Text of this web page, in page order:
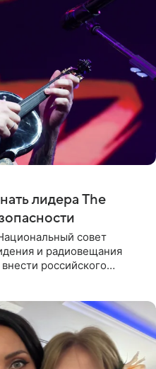
лидера The
совет
и радиовещания
российского